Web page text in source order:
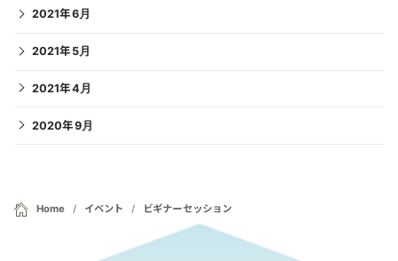
2021年6月
2021年5月
2021年4月
2020年9月
Home イベント ビギナーセッション